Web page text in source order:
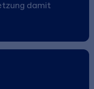
damit